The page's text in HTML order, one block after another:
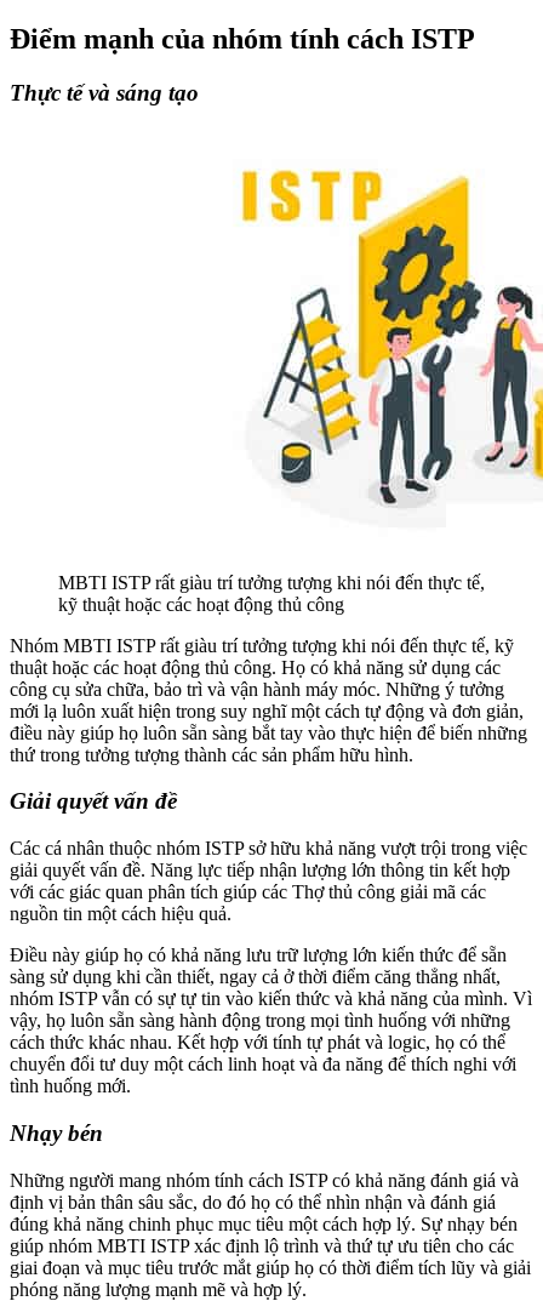
Điểm mạnh của nhóm tính cách ISTP
Thực tế và sáng tạo
MBTI ISTP rất giàu trí tưởng tượng khi nói đến thực tế,
kỹ thuật hoặc các hoạt động thủ công
Nhóm MBTI ISTP rất giàu trí tưởng tượng khi nói đến thực tế, kỹ
thuật hoặc các hoạt động thủ công. Họ có khả năng sử dụng các
công cụ sửa chữa, bảo trì và vận hành máy móc. Những ý tưởng
mới lạ luôn xuất hiện trong suy nghĩ một cách tự động và đơn giản,
điều này giúp họ luôn sẵn sàng bắt tay vào thực hiện để biến những
thứ trong tưởng tượng thành các sản phẩm hữu hình.
Giải quyết vấn đề
Các cá nhân thuộc nhóm ISTP sở hữu khả năng vượt trội trong việc
giải quyết vấn đề. Năng lực tiếp nhận lượng lớn thông tin kết hợp
với các giác quan phân tích giúp các Thợ thủ công giải mã các
nguồn tin một cách hiệu quả.
Điều này giúp họ có khả năng lưu trữ lượng lớn kiến thức để sẵn
sàng sử dụng khi cần thiết, ngay cả ở thời điểm căng thẳng nhất,
nhóm ISTP vẫn có sự tự tin vào kiến ​​thức và khả năng của mình. Vì
vậy, họ luôn sẵn sàng hành động trong mọi tình huống với những
cách thức khác nhau. Kết hợp với tính tự phát và logic, họ có thể
chuyển đổi tư duy một cách linh hoạt và đa năng để thích nghi với
tình huống mới.
Nhạy bén
Những người mang nhóm tính cách ISTP có khả năng đánh giá và
định vị bản thân sâu sắc, do đó họ có thể nhìn nhận và đánh giá
đúng khả năng chinh phục mục tiêu một cách hợp lý. Sự nhạy bén
giúp nhóm MBTI ISTP xác định lộ trình và thứ tự ưu tiên cho các
giai đoạn và mục tiêu trước mắt giúp họ có thời điểm tích lũy và giải
phóng năng lượng mạnh mẽ và hợp lý.